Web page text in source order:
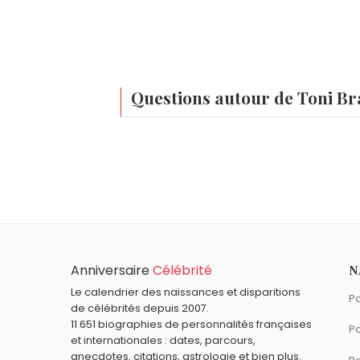
Questions autour de Toni
Eddie Cochran, Jeane
AnniversaireCélébrité
Le calendrier des naissances et disparitions
de célébrités depuis 2007.
11 651 biographies de personnalités françaises
et internationales : dates, parcours,
anecdotes, citations, astrologie et bien plus.